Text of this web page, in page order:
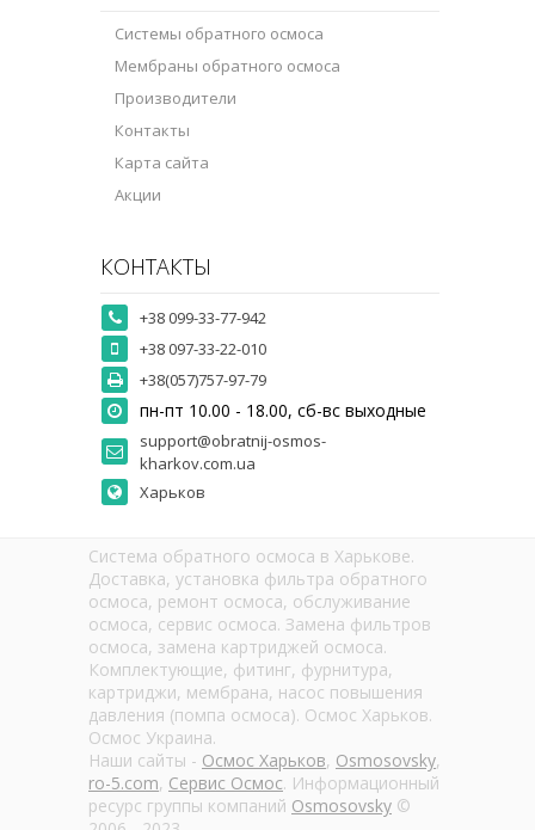
Системы обратного осмоса
Мембраны обратного осмоса
Производители
Контакты
Карта сайта
Акции
КОНТАКТЫ
+38 099-33-77-942
+38 097-33-22-010
+38(057)757-97-79
пн-пт 10.00 - 18.00, сб-вс выходные
support@obratnij-osmos-
kharkov.com.ua
Харьков
Система обратного осмоса в Харькове.
Доставка, установка фильтра обратного
осмоса, ремонт осмоса, обслуживание
осмоса, сервис осмоса. Замена фильтров
осмоса, замена картриджей осмоса.
Комплектующие, фитинг, фурнитура,
картриджи, мембрана, насос повышения
давления (помпа осмоса). Осмос Харьков.
Осмос Украина.
Наши сайты - Осмос Харьков, Osmosovsky,
ro-5.com, Сервис Осмос. Информационный
ресурс группы компаний Osmosovsky ©